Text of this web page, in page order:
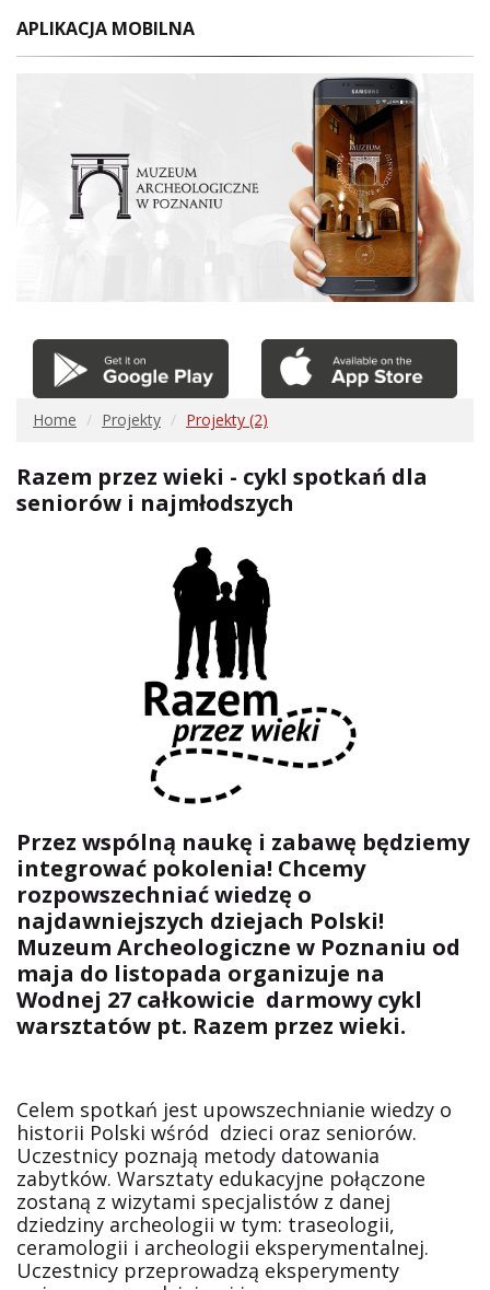
APLIKACJA MOBILNA
Home Projekty Projekty (2)
Razem przez wieki - cykl spotkań dla
seniorów i najmłodszych
Przez wspólną naukę i zabawę będziemy
integrować pokolenia! Chcemy
rozpowszechniać wiedzę o
najdawniejszych dziejach Polski!
Muzeum Archeologiczne w Poznaniu od
maja do listopada organizuje na
Wodnej 27 całkowicie darmowy cykl
warsztatów pt. Razem przez wieki.
Celem spotkań jest upowszechnianie wiedzy o
historii Polski wśród dzieci oraz seniorów.
Uczestnicy poznają metody datowania
zabytków. Warsztaty edukacyjne połączone
zostaną z wizytami specjalistów z danej
dziedziny archeologii w tym: traseologii,
ceramologii i archeologii eksperymentalnej.
Uczestnicy przeprowadzą eksperymenty